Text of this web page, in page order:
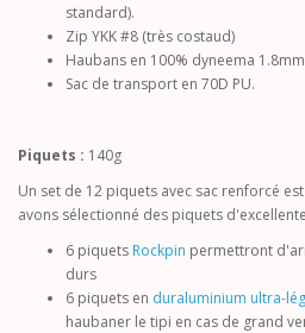
standard).
Zip YKK #8 (très costaud)
Haubans en 100% dyneema 1.8mm
Sac de transport en 70D PU.
Piquets : 140g
Un set de 12 piquets avec sac renforcé
avons sélectionné des piquets
6 piquets Rockpin permettront
durs
6 piquets en duraluminium ultra-
haubaner le tipi en cas de grand